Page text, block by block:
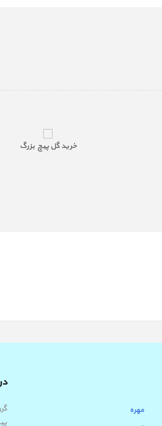
خرید گل پیچ بزرگ
مهره